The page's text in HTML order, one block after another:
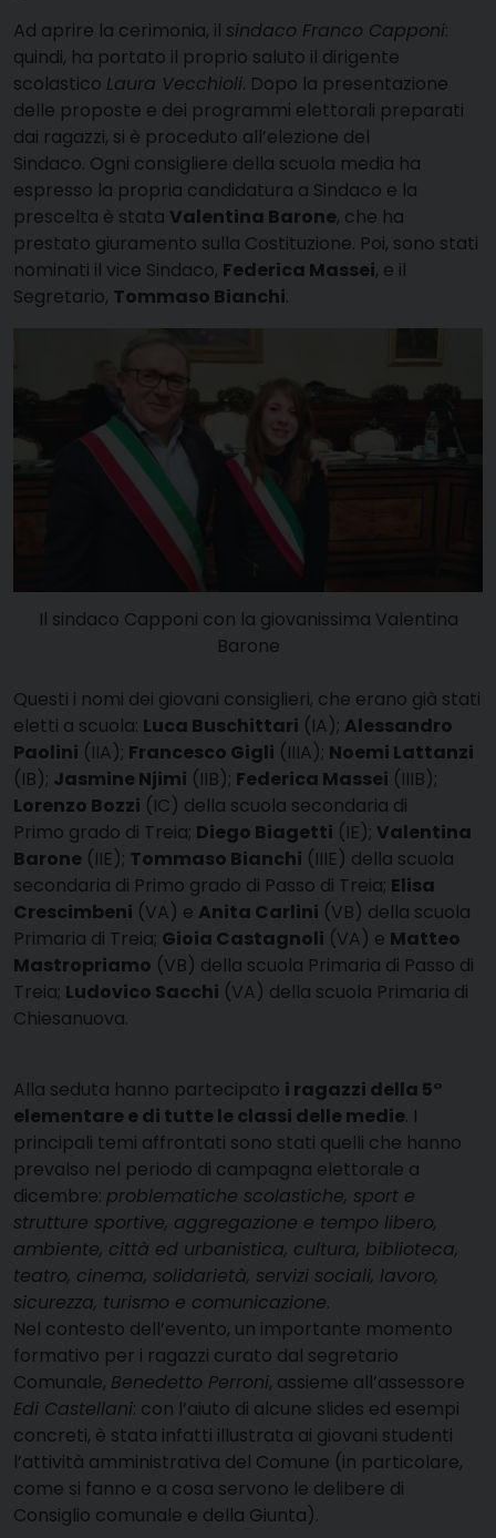
Ad aprire la cerimonia, il sindaco Franco Capponi:
quindi, ha portato il proprio saluto il dirigente
scolastico Laura Vecchioli. Dopo la presentazione
delle proposte e dei programmi elettorali preparati
dai ragazzi, si è proceduto all’elezione del
Sindaco. Ogni consigliere della scuola media ha
espresso la propria candidatura a Sindaco e la
prescelta è stata Valentina Barone, che ha
prestato giuramento sulla Costituzione. Poi, sono stati
nominati il vice Sindaco, Federica Massei, e il
Segretario, Tommaso Bianchi.
Il sindaco Capponi con la giovanissima Valentina
Barone
Questi i nomi dei giovani consiglieri, che erano già stati
eletti a scuola: Luca Buschittari (IA); Alessandro
Paolini (IIA); Francesco Gigli (IIIA); Noemi Lattanzi
(IB); Jasmine Njimi (IIB); Federica Massei (IIIB);
Lorenzo Bozzi (IC) della scuola secondaria di
Primo grado di Treia; Diego Biagetti (IE); Valentina
Barone (IIE); Tommaso Bianchi (IIIE) della scuola
secondaria di Primo grado di Passo di Treia; Elisa
Crescimbeni (VA) e Anita Carlini (VB) della scuola
Primaria di Treia; Gioia Castagnoli (VA) e Matteo
Mastropriamo (VB) della scuola Primaria di Passo di
Treia; Ludovico Sacchi (VA) della scuola Primaria di
Chiesanuova.
Alla seduta hanno partecipato i ragazzi della 5°
elementare e di tutte le classi delle medie. I
principali temi affrontati sono stati quelli che hanno
prevalso nel periodo di campagna elettorale a
dicembre: problematiche scolastiche, sport e
strutture sportive, aggregazione e tempo libero,
ambiente, città ed urbanistica, cultura, biblioteca,
teatro, cinema, solidarietà, servizi sociali, lavoro,
sicurezza, turismo e comunicazione.
Nel contesto dell’evento, un importante momento
formativo per i ragazzi curato dal segretario
Comunale, Benedetto Perroni, assieme all’assessore
Edi Castellani: con l’aiuto di alcune slides ed esempi
concreti, è stata infatti illustrata ai giovani studenti
l’attività amministrativa del Comune (in particolare,
come si fanno e a cosa servono le delibere di
Consiglio comunale e della Giunta).